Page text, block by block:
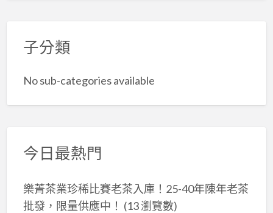
子分類
No sub-categories available
今日最熱門
樂菁茶業珍稀比賽老茶入庫！25-40年陳年老茶
批發，限量供應中！ (13 瀏覽數)